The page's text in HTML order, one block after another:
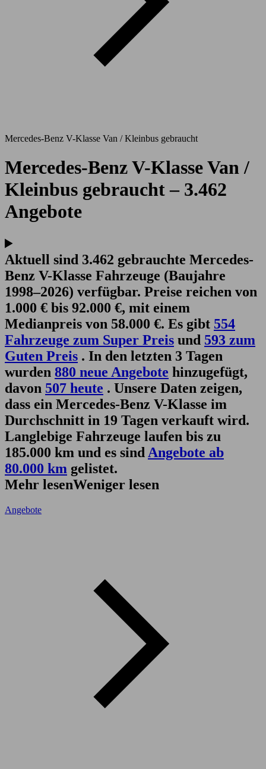
Mercedes-Benz V-Klasse Van / Kleinbus gebraucht
Mercedes-Benz V-Klasse Van /
Kleinbus gebraucht – 3.462
Angebote
Aktuell sind 3.462 gebrauchte Mercedes-
Benz V-Klasse Fahrzeuge (Baujahre
1998–2026) verfügbar. Preise reichen von
1.000 € bis 92.000 €, mit einem
Medianpreis von 58.000 €. Es gibt 554
Fahrzeuge zum Super Preis und 593 zum
Guten Preis . In den letzten 3 Tagen
wurden 880 neue Angebote hinzugefügt,
davon 507 heute . Unsere Daten zeigen,
dass ein Mercedes-Benz V-Klasse im
Durchschnitt in 19 Tagen verkauft wird.
Langlebige Fahrzeuge laufen bis zu
185.000 km und es sind Angebote ab
80.000 km gelistet.
Mehr lesenWeniger lesen
Angebote